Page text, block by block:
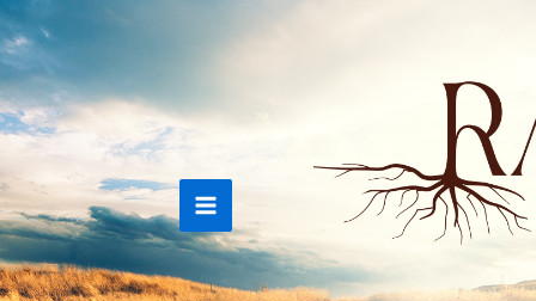
Ir
al
contenido
Main
Menu